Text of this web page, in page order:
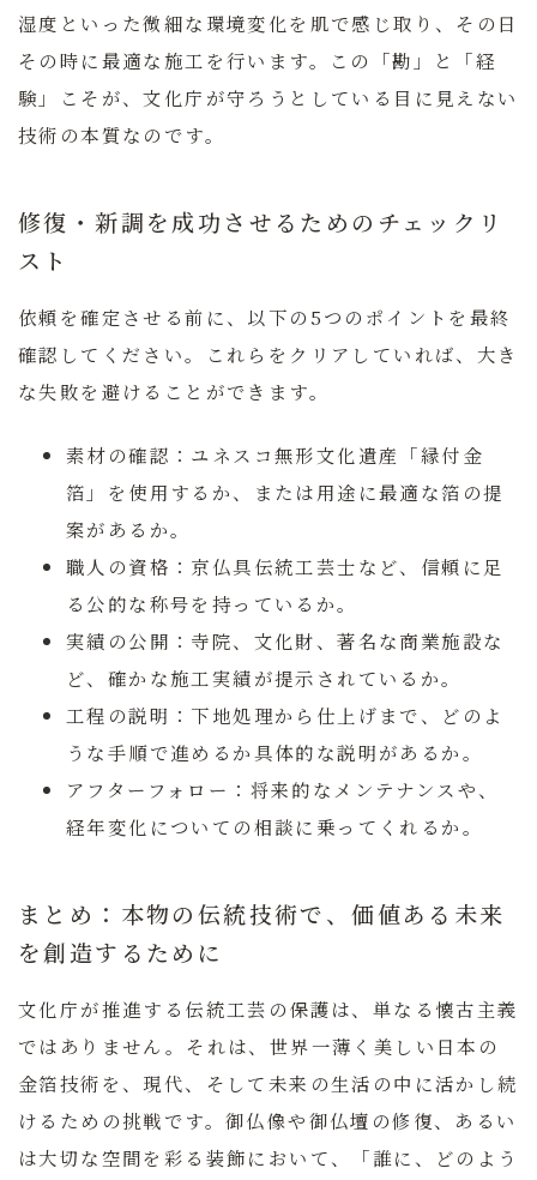
湿度といった微細な環境変化を肌で感じ取り、その日
その時に最適な施工を行います。
この「勘」と「経
験」こそが、文化庁が守ろうとしている目に見えない
技術の本質なのです。
修復・新調を成功させるためのチェックリ
スト
依頼を確定させる前に、以下の5つのポイントを最終
確認してください。これらをクリアしていれば、大き
な失敗を避けることができます。
素材の確認： ユネスコ無形文化遺産「縁付金
箔」を使用するか、または用途に最適な箔の提
案があるか。
職人の資格： 京仏具伝統工芸士など、信頼に足
る公的な称号を持っているか。
実績の公開： 寺院、文化財、著名な商業施設な
ど、確かな施工実績が提示されているか。
工程の説明： 下地処理から仕上げまで、どのよ
うな手順で進めるか具体的な説明があるか。
アフターフォロー： 将来的なメンテナンスや、
経年変化についての相談に乗ってくれるか。
まとめ：本物の伝統技術で、価値ある未来
を創造するために
文化庁が推進する伝統工芸の保護は、単なる懐古主義
ではありません。それは、世界一薄く美しい日本の
金箔技術を、現代、そして未来の生活の中に活かし続
けるための挑戦です。御仏像や御仏壇の修復、あるい
は大切な空間を彩る装飾において、
「誰に、どのよう